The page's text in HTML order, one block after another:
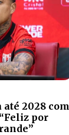
2028 com
por